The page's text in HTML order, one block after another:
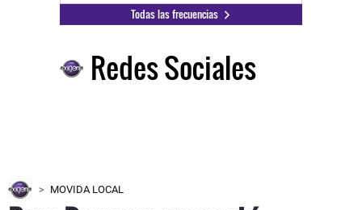
Todas las frecuencias
Redes Sociales
MOVIDA LOCAL